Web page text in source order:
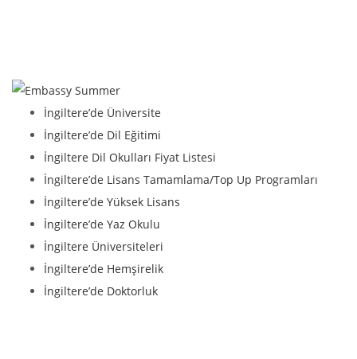
İngiltere’de Üniversite
İngiltere’de Dil Eğitimi
İngiltere Dil Okulları Fiyat Listesi
İngiltere’de Lisans Tamamlama/Top Up Programları
İngiltere’de Yüksek Lisans
İngiltere’de Yaz Okulu
İngiltere Üniversiteleri
İngiltere’de Hemşirelik
İngiltere’de Doktorluk